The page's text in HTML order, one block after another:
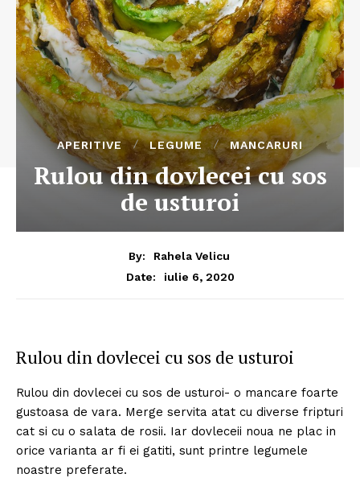
APERITIVE LEGUME MANCARURI
Rulou din dovlecei cu sos
de usturoi
By:
Rahela Velicu
Date:
iulie 6, 2020
Rulou din dovlecei cu sos de usturoi
Rulou din dovlecei cu sos de usturoi- o mancare foarte
gustoasa de vara. Merge servita atat cu diverse fripturi
cat si cu o salata de rosii. Iar dovleceii noua ne plac in
orice varianta ar fi ei gatiti, sunt printre legumele
noastre preferate.